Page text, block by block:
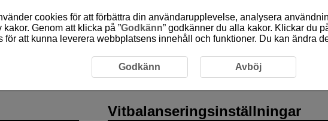
och inspelning Stillbildsfotografering
Vitbalanseringsinställningar
cookies för att förbättra din användarupplevelse, analysera
Genom att klicka på ”Godkänn” godkänner du alla kakor. Klickar du
att kunna leverera webbplatsens innehåll och funktioner. Du kan ändra
Godkänn Avböj